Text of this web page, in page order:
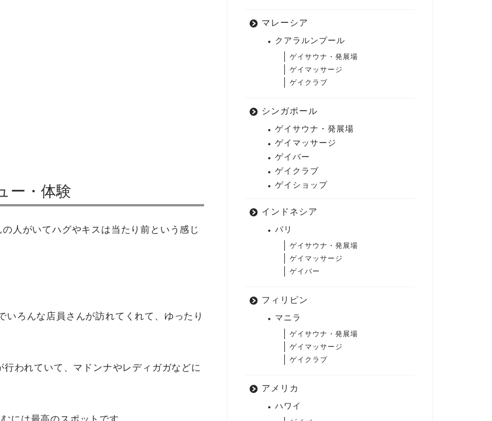
ー・体験
人がいてハグやキスは当たり前という感じ
ろんな店員さんが訪れてくれて、ゆったり
われていて、マドンナやレディガガなどに
には最高のスポットです。
マレーシア
クアラルンプール
ゲイサウナ・発展場
ゲイマッサージ
ゲイクラブ
シンガポール
ゲイサウナ・発展場
ゲイマッサージ
ゲイバー
ゲイクラブ
ゲイショップ
インドネシア
バリ
ゲイサウナ・発展場
ゲイマッサージ
ゲイバー
フィリピン
マニラ
ゲイサウナ・発展場
ゲイマッサージ
ゲイクラブ
アメリカ
ハワイ